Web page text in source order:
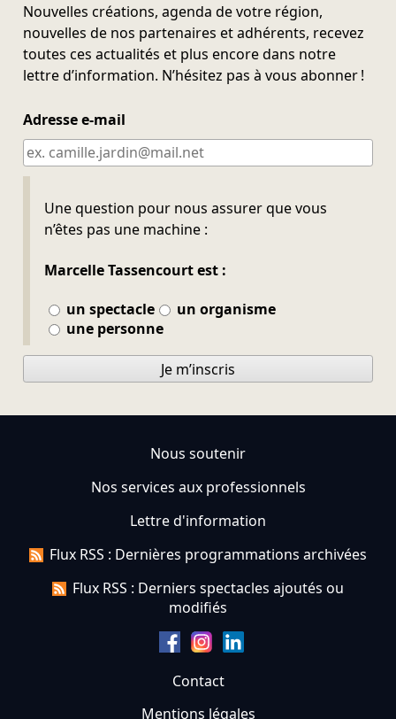
Nouvelles créations, agenda de votre région,
nouvelles de nos partenaires et adhérents, recevez
toutes ces actualités et plus encore dans notre
lettre d’information. N’hésitez pas à vous abonner !
Adresse e-mail
Une question pour nous assurer que vous
n’êtes pas une machine :
Marcelle Tassencourt est :
un spectacle
un organisme
une personne
Ne pas remplir
Je m’inscris
Nous soutenir
Nos services aux professionnels
Lettre d'information
Flux RSS : Dernières programmations archivées
Flux RSS : Derniers spectacles ajoutés ou
modifiés
Contact
Mentions légales